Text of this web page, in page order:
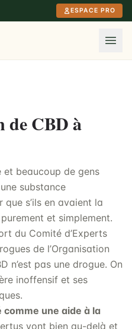
ESPACE PRO
de CBD à
et beaucoup de gens
substance
que s’ils en avaient la
et simplement.
du Comité d’Experts
de l’Organisation
n’est pas une drogue. On
inoffensif et ses
une aide à la
vont bien au-delà et